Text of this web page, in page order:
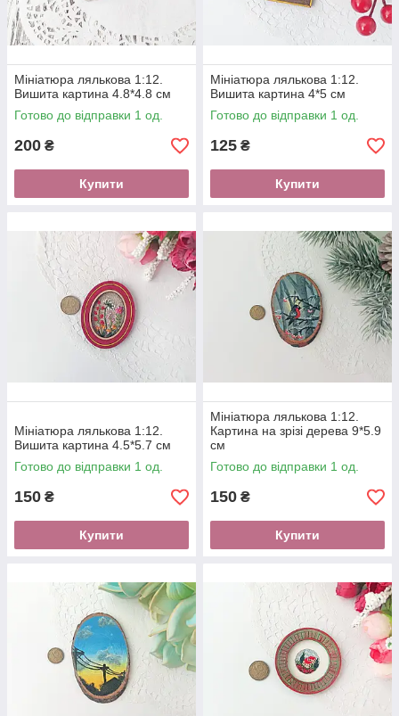
Мініатюра лялькова 1:12.
Вишита картина 4.8*4.8 см
Готово до відправки 1 од.
200 ₴
Купити
Мініатюра лялькова 1:12.
Вишита картина 4*5 см
Готово до відправки 1 од.
125 ₴
Купити
Мініатюра лялькова 1:12.
Вишита картина 4.5*5.7 см
Готово до відправки 1 од.
150 ₴
Купити
Мініатюра лялькова 1:12.
Картина на зрізі дерева 9*5.9
см
Готово до відправки 1 од.
150 ₴
Купити